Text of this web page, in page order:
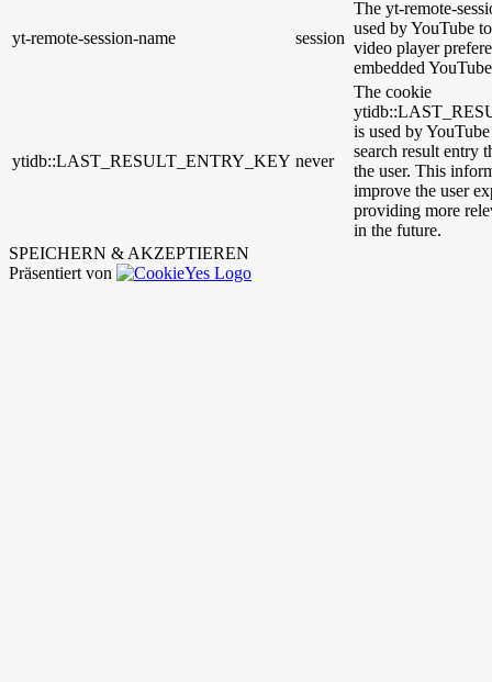
yt-remote-session-name session
The yt-remote-
used by YouTube
video player
embedded
ytidb::LAST_RESULT_ENTRY_KEY never
The cookie
is used by
search result entry
the user. This
improve the user
providing more
in the future.
SPEICHERN & AKZEPTIEREN
Präsentiert von